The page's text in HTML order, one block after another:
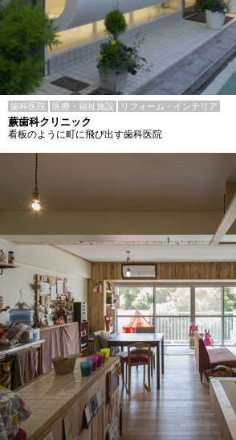
歯科医院 医療・福祉施設 リフォーム・インテリア
蕨歯科クリニック
看板のように町に飛び出す歯科医院